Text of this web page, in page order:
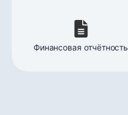
Финансовая отчётность